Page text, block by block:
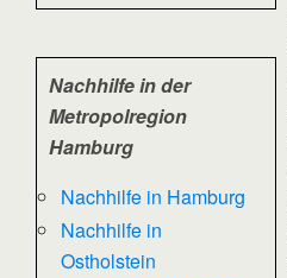
Nachhilfe in der
Metropolregion
Hamburg
Nachhilfe in Hamburg
Nachhilfe in
Ostholstein